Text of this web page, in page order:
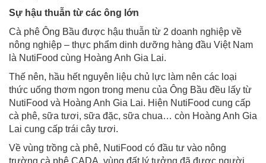
Sự hậu thuẫn từ các ông lớn
Cà phê Ông Bầu được hậu thuẫn từ 2 doanh nghiệp về
nông nghiệp – thực phẩm dinh dưỡng hàng đầu Việt Nam
là NutiFood cùng Hoàng Anh Gia Lai.
Thế nên, hầu hết nguyên liệu chủ lực làm nên các loại
thức uống thơm ngon trong menu của Ông Bầu đều lấy từ
NutiFood và Hoàng Anh Gia Lai. Hiện NutiFood cung cấp
cà phê, sữa tươi, sữa đặc, sữa chua… còn Hoàng Anh Gia
Lai cung cấp trái cây tươi.
Về vùng trồng cà phê, NutiFood có đầu tư vào nông